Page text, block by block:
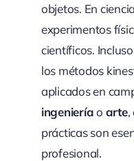
objetos. En
experimentos
científicos.
los métodos
aplicados en
ingenieríao arte,
prácticas son
profesional.